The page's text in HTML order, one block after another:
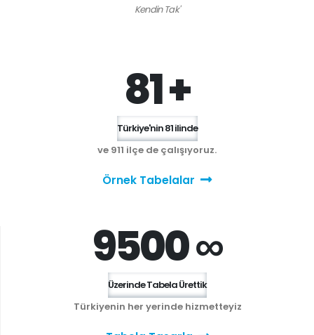
Kendin Tak'
81 +
Türkiye'nin 81 ilinde
ve 911 ilçe de çalışıyoruz.
Örnek Tabelalar
9500 ∞
Üzerinde Tabela Ürettik
Türkiyenin her yerinde hizmetteyiz